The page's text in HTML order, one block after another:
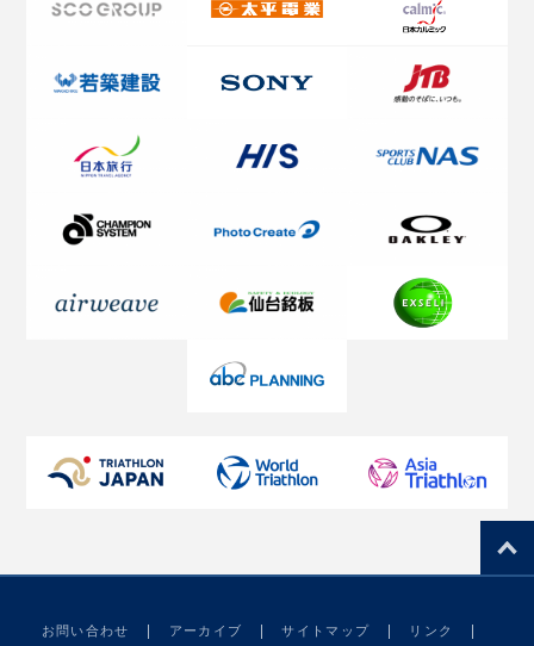
お問い合わせ アーカイブ サイトマップ
リンク